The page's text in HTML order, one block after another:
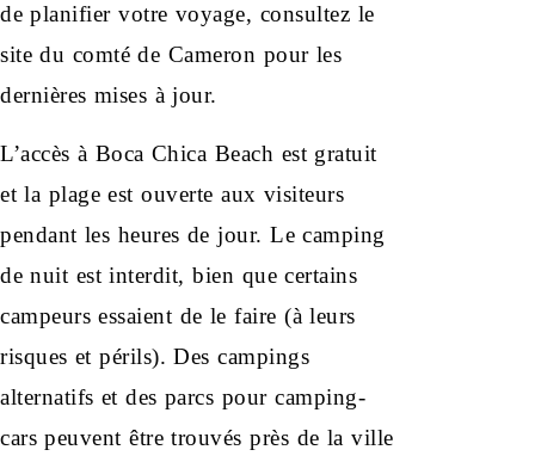
de planifier votre voyage, consultez le
site du comté de Cameron pour les
dernières mises à jour.
L’accès à Boca Chica Beach est gratuit
et la plage est ouverte aux visiteurs
pendant les heures de jour. Le camping
de nuit est interdit, bien que certains
campeurs essaient de le faire (à leurs
risques et périls). Des campings
alternatifs et des parcs pour camping-
cars peuvent être trouvés près de la ville